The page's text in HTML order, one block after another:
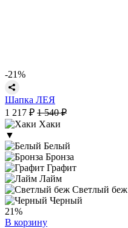
-21%
Шапка ЛЕЯ
1 217 ₽ 1 540 ₽
Хаки
▼
Белый
Бронза
Графит
Лайм
Светлый беж
Черный
21%
В корзину